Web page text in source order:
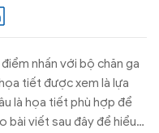
nhấn với bộ chăn ga
tiết được xem là lựa
là họa tiết phù hợp để
bài viết sau đây để hiểu